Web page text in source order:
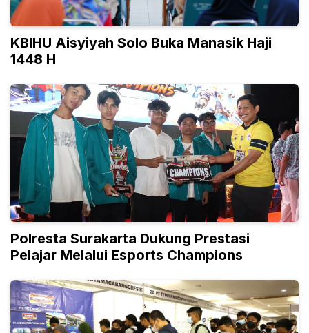
KBIHU Aisyiyah Solo Buka Manasik Haji
1448 H
Polresta Surakarta Dukung Prestasi
Pelajar Melalui Esports Champions